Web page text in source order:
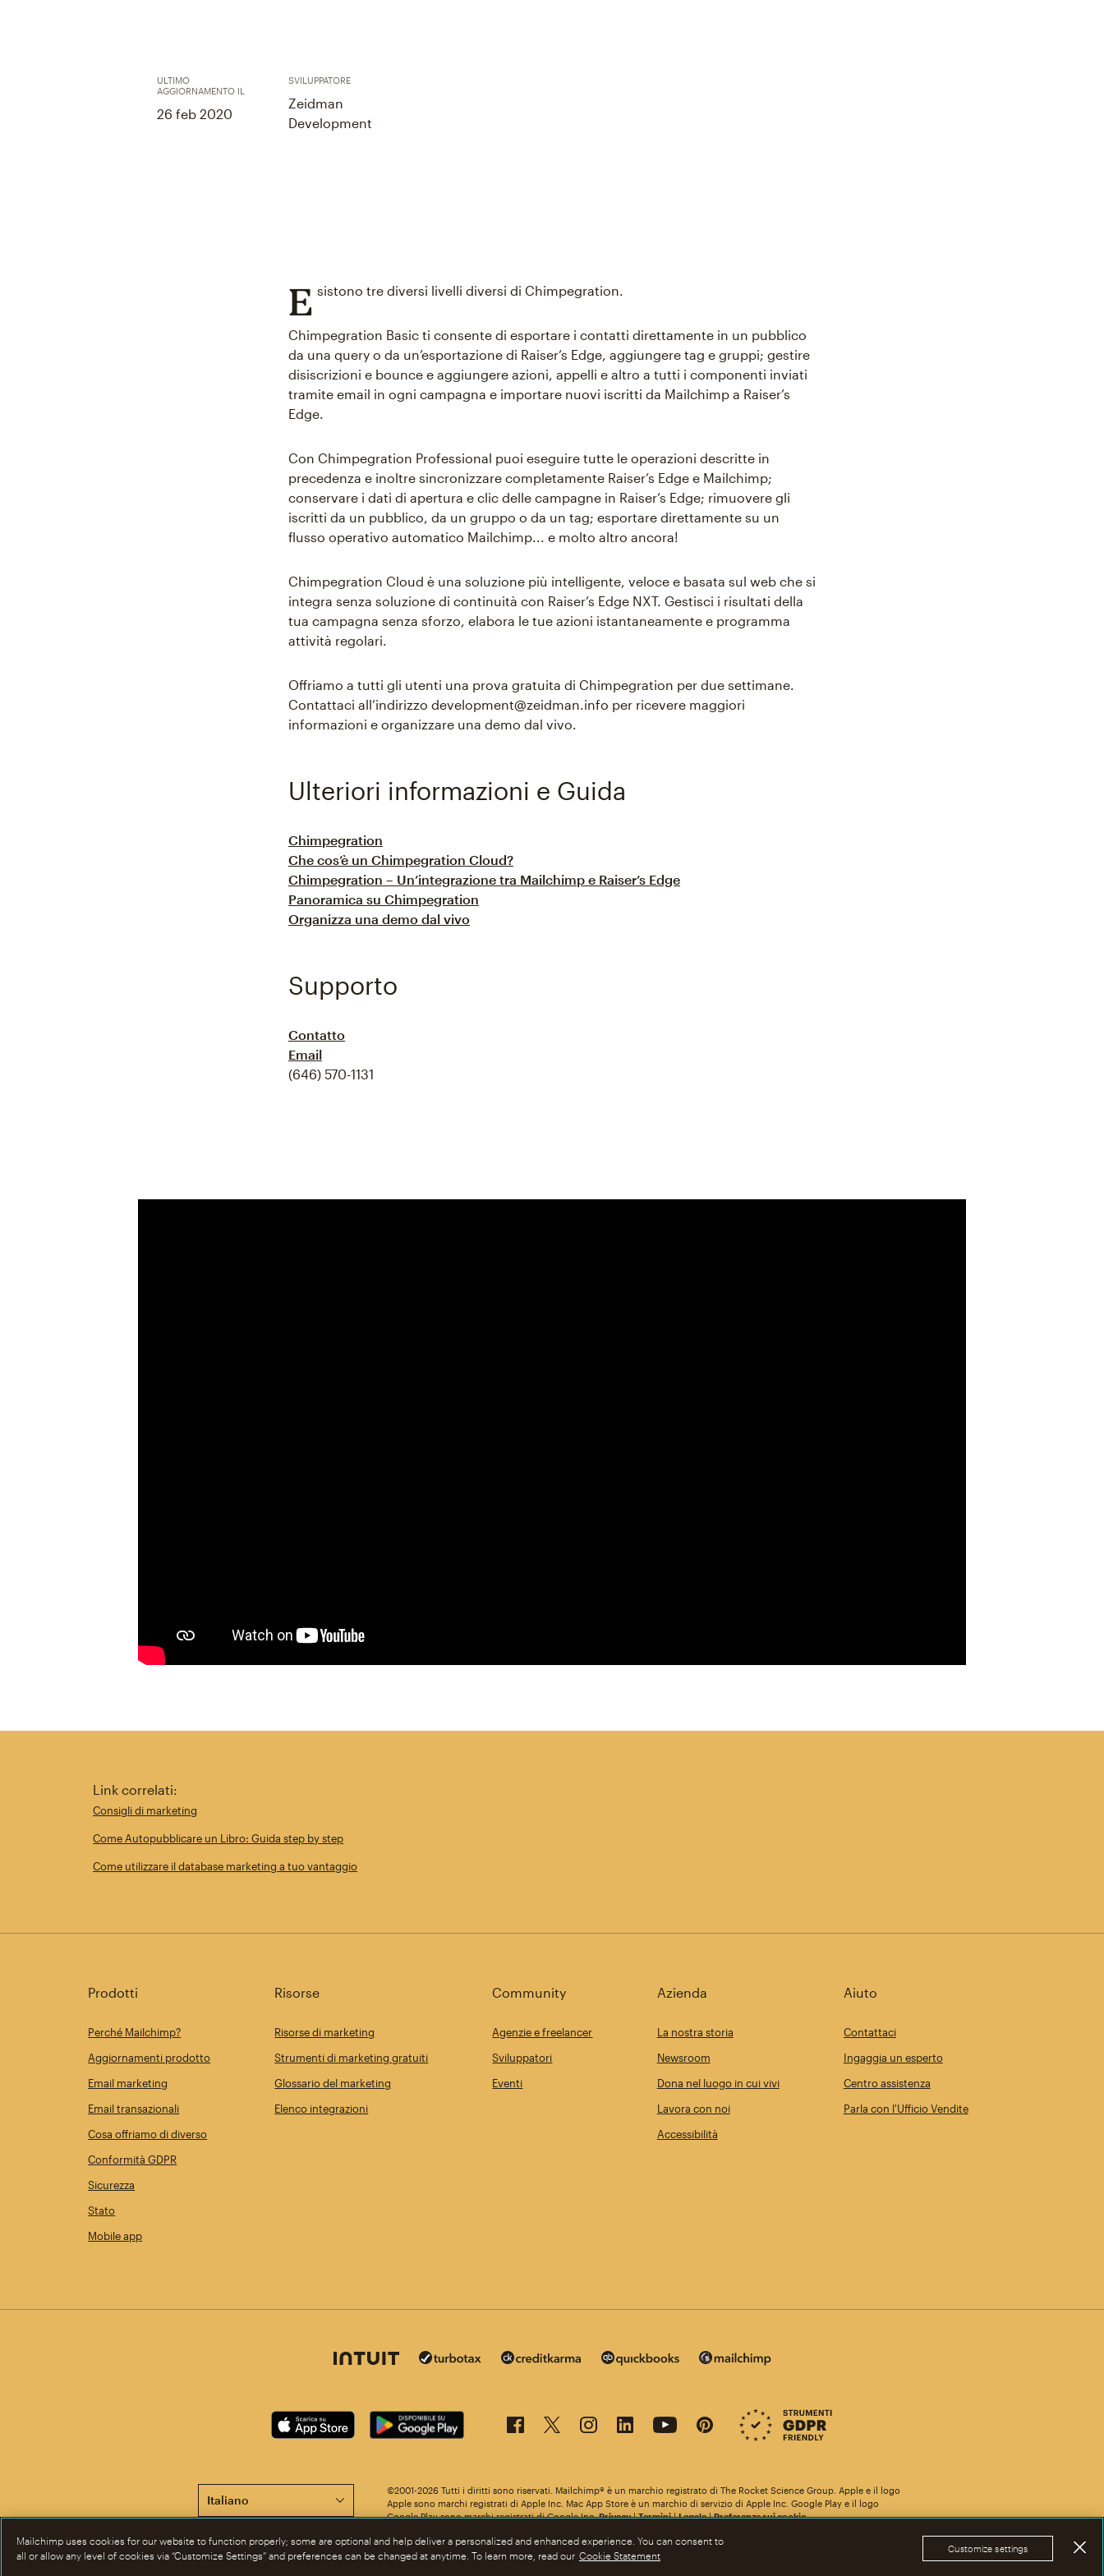
ULTIMO
AGGIORNAMENTO IL
26 feb 2020
SVILUPPATORE
Zeidman
Development
E sistono tre diversi livelli diversi di Chimpegration.
Chimpegration Basic ti consente di esportare i contatti direttamente in un pubblico
da una query o da un’esportazione di Raiser’s Edge, aggiungere tag e gruppi; gestire
disiscrizioni e bounce e aggiungere azioni, appelli e altro a tutti i componenti inviati
tramite email in ogni campagna e importare nuovi iscritti da Mailchimp a Raiser’s
Edge.
Con Chimpegration Professional puoi eseguire tutte le operazioni descritte in
precedenza e inoltre sincronizzare completamente Raiser’s Edge e Mailchimp;
conservare i dati di apertura e clic delle campagne in Raiser’s Edge; rimuovere gli
iscritti da un pubblico, da un gruppo o da un tag; esportare direttamente su un
flusso operativo automatico Mailchimp... e molto altro ancora!
Chimpegration Cloud è una soluzione più intelligente, veloce e basata sul web che si
integra senza soluzione di continuità con Raiser’s Edge NXT. Gestisci i risultati della
tua campagna senza sforzo, elabora le tue azioni istantaneamente e programma
attività regolari.
Offriamo a tutti gli utenti una prova gratuita di Chimpegration per due settimane.
Contattaci all’indirizzo development@zeidman.info per ricevere maggiori
informazioni e organizzare una demo dal vivo.
Ulteriori informazioni e Guida
Chimpegration
Che cos’è un Chimpegration Cloud?
Chimpegration – Un’integrazione tra Mailchimp e Raiser’s Edge
Panoramica su Chimpegration
Organizza una demo dal vivo
Supporto
Contatto
Email
(646) 570-1131
Link correlati:
Consigli di marketing
Come Autopubblicare un Libro: Guida step by step
Come utilizzare il database marketing a tuo vantaggio
Prodotti
Perché Mailchimp?
Aggiornamenti prodotto
Email marketing
Email transazionali
Cosa offriamo di diverso
Conformità GDPR
Sicurezza
Stato
Mobile app
Risorse
Risorse di marketing
Strumenti di marketing gratuiti
Glossario del marketing
Elenco integrazioni
Community
Agenzie e freelancer
Sviluppatori
Eventi
Azienda
La nostra storia
Newsroom
Dona nel luogo in cui vivi
Lavora con noi
Accessibilità
Aiuto
Contattaci
Ingaggia un esperto
Centro assistenza
Parla con l'Ufficio Vendite
Questa pagina è ora disponibile in altre lingue.©2001-2026 Tutti i diritti sono riservati. Mailchimp® è un marchio registrato di The Rocket Science Group. Apple e il logo
Apple sono marchi registrati di Apple Inc. Mac App Store è un marchio di servizio di Apple Inc. Google Play e il logo
Google Play sono marchi registrati di Google Inc.Privacy|Termini|Legale|Preferenze sui cookie
Mailchimp uses cookies for our website to function properly; some are optional and help deliver a personalized and enhanced experience. You can consent to
all or allow any level of cookies via “Customize Settings” and preferences can be changed at anytime. To learn more, read our Cookie Statement
Customize settings